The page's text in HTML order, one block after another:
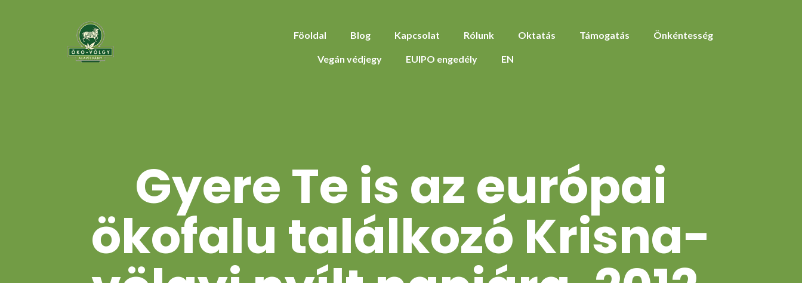
Föoldal Blog Kapcsolat Rólunk Oktatás Támogatás Önkéntesség
Vegán védjegy EUIPO engedély EN
Gyere Te is az európai
ökofalu találkozó Krisna-